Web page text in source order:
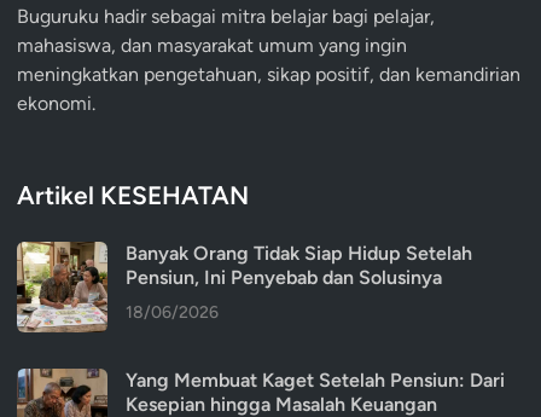
Buguruku hadir sebagai mitra belajar bagi pelajar,
mahasiswa, dan masyarakat umum yang ingin
meningkatkan pengetahuan, sikap positif, dan kemandirian
ekonomi.
Artikel KESEHATAN
Banyak Orang Tidak Siap Hidup Setelah
Pensiun, Ini Penyebab dan Solusinya
18/06/2026
Yang Membuat Kaget Setelah Pensiun: Dari
Kesepian hingga Masalah Keuangan